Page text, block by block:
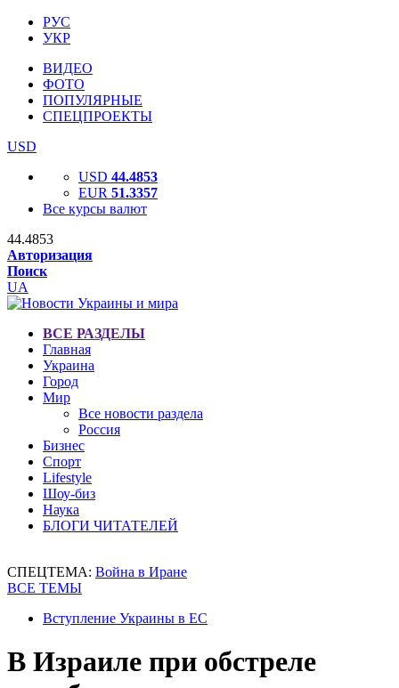
РУС
УКР
ВИДЕО
ФОТО
ПОПУЛЯРНЫЕ
СПЕЦПРОЕКТЫ
USD
USD 44.4853
EUR 51.3357
Все курсы валют
44.4853
Авторизация
Поиск
UA
ВСЕ РАЗДЕЛЫ
Главная
Украина
Город
Мир
Все новости раздела
Россия
Бизнес
Спорт
Lifestyle
Шоу-биз
Наука
БЛОГИ ЧИТАТЕЛЕЙ
СПЕЦТЕМА: Война в Иране
ВСЕ ТЕМЫ
Вступление Украины в ЕС
В Израиле при обстреле